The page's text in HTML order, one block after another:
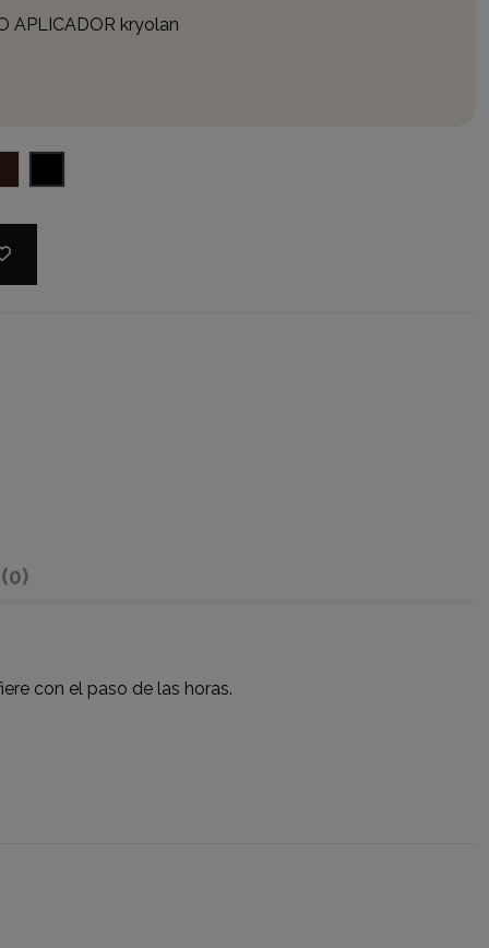
APLICADOR kryolan
(0)
con el paso de las horas.